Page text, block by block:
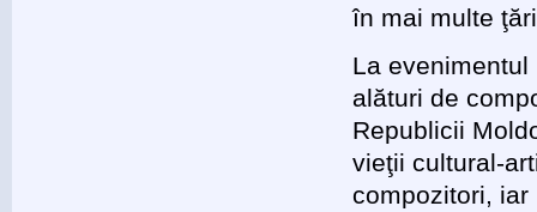
în mai multe
La
alături de
Republicii
vieţii cultural-
compozitori,